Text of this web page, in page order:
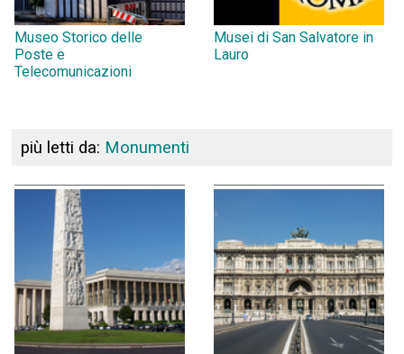
Museo Storico delle
Poste e
Telecomunicazioni
Musei di San Salvatore in
Lauro
più letti da: Monumenti